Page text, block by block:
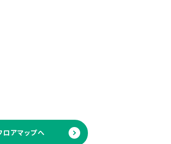
ロアマップへ